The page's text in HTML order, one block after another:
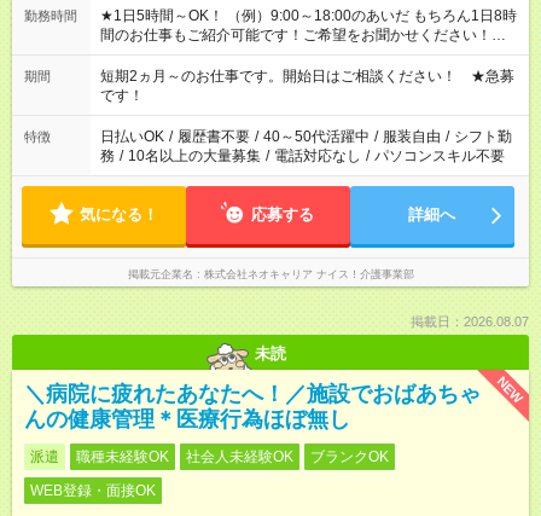
勤務時間
★1日5時間～OK！ （例）9:00～18:00のあいだ もちろん1日8時
間のお仕事もご紹介可能です！ご希望をお聞かせください！★家
庭の都合でお休みが必要な場合も遠慮なくご相談ください。 ※
週最低15時間以上の勤務が必要です
期間
短期2ヵ月～のお仕事です。開始日はご相談ください！ ★急募
です！
特徴 日払いOK / 履歴書不要 / 40～50代活躍中 / 服装自由 / シフト勤
務 / 10名以上の大量募集 / 電話対応なし / パソコンスキル不要
気になる！ 応募する 詳細へ
掲載元企業名 株式会社ネオキャリア ナイス！介護事業部
掲載日：2026.08.07
未読
NEW
＼病院に疲れたあなたへ！／施設でおばあちゃ
んの健康管理＊医療行為ほぼ無し
派遣 職種未経験OK 社会人未経験OK
ブランクOK
WEB登録・面接OK